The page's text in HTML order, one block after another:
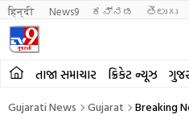
हिन्दी News9 ಕನ್ನಡ తెలుగు
તાજા સમાચાર ક્રિકેટ ન્યૂઝ
Gujarati News Gujarat Breaking